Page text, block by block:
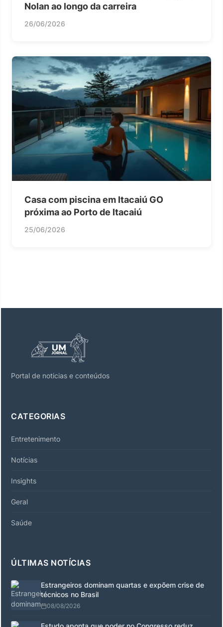
Nolan ao longo da carreira
26/06/2026
Casa com piscina em Itacaiú GO
próxima ao Porto de Itacaiú
25/06/2026
Portal de noticias e conteúdos
CATEGORIAS
Entretenimento
Notícias
Insights
Geral
Saúde
ÚLTIMAS NOTÍCIAS
Estrangeiros dominam quartas e expõem crise de
técnicos no Brasil
08/08/2026